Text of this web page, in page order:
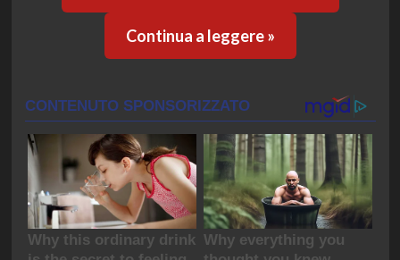
Continua a leggere »